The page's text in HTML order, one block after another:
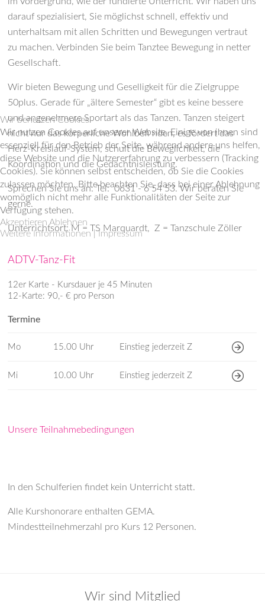
darauf spezialisiert, Sie möglichst schnell, effektiv und
unterhaltsam mit allen Schritten und Bewegungen vertraut
zu machen. Verbinden Sie beim Tanztee Bewegung in netter
Gesellschaft.
Wir bieten Bewegung und Geselligkeit für die Zielgruppe
50plus. Gerade für „ältere Semester“ gibt es keine bessere
und angenehmere Sportart als das Tanzen. Tanzen steigert
nicht nur das körperliche Wohlbefi nden, es fördert das
Herz-Kreislauf-System, schult die Beweglichkeit, die
Koordination und die Gedächtnisleistung.
Sprechen Sie uns an: Tel: 0631 - 6 54 53. Wir beraten Sie
gerne.
Unterrichtsort: M = TS Marquardt, Z = Tanzschule Zöller
ADTV-Tanz-Fit
12er Karte - Kursdauer je 45 Minuten
12-Karte: 90,- € pro Person
Termine
Mo 15.00 Uhr Einstieg jederzeit Z
Mi 10.00 Uhr Einstieg jederzeit Z
Unsere Teilnahmebedingungen
In den Schulferien findet kein Unterricht statt.
Alle Kurshonorare enthalten GEMA.
Mindestteilnehmerzahl pro Kurs 12 Personen.
Wir sind Mitglied
Wir benutzen Cookies
Wir nutzen Cookies auf unserer Website. Einige von ihnen sind
essenziell für den Betrieb der Seite, während andere uns helfen,
diese Website und die Nutzererfahrung zu verbessern (Tracking
Cookies). Sie können selbst entscheiden, ob Sie die Cookies
zulassen möchten. Bitte beachten Sie, dass bei einer Ablehnung
womöglich nicht mehr alle Funktionalitäten der Seite zur
Verfügung stehen.
Akzeptieren Ablehnen
Weitere Informationen|Impressum